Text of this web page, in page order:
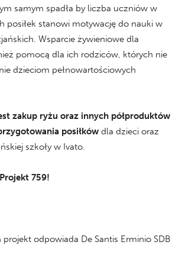
samym spadła by liczba uczniów w
posiłek stanowi motywację do nauki w
Wsparcie żywieniowe dla
pomocą dla ich rodziców, których nie
dzieciom pełnowartościowych
zakup ryżu oraz innych półproduktów
posiłków dla dzieci oraz
szkoły w Ivato.
759!
projekt odpowiada De Santis Erminio SDB